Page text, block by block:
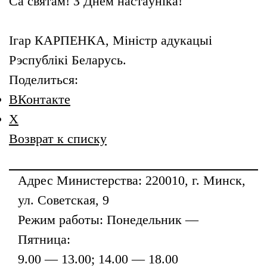
Ігар КАРПЕНКА, Міністр адукацыі
Рэспублікі Беларусь.
Поделиться:
ВКонтакте
X
Возврат к списку
Адрес Министерства: 220010, г. Минск,
ул. Советская, 9
Режим работы: Понедельник —
Пятница:
9.00 — 13.00; 14.00 — 18.00